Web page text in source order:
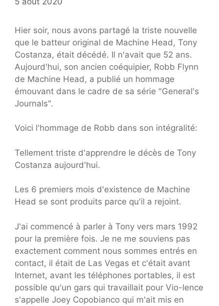
Hier soir, nous avons partagé la triste nouvelle
que le batteur original de Machine Head, Tony
Costanza, était décédé. Il n'avait que 52 ans.
Aujourd'hui, son ancien coéquipier, Robb Flynn
de Machine Head, a publié un hommage
émouvant dans le cadre de sa série "General's
Journals".
Voici l'hommage de Robb dans son intégralité:
Tellement triste d'apprendre le décès de Tony
Costanza aujourd'hui.
Les 6 premiers mois d'existence de Machine
Head se sont produits parce qu'il a rejoint.
J'ai commencé à parler à Tony vers mars 1992
pour la première fois. Je ne me souviens pas
exactement comment nous sommes entrés en
contact, il était de Las Vegas et c'était avant
Internet, avant les téléphones portables, il est
possible qu'un gars qui travaillait pour Vio-lence
s'appelle Joey Copobianco qui m'ait mis en